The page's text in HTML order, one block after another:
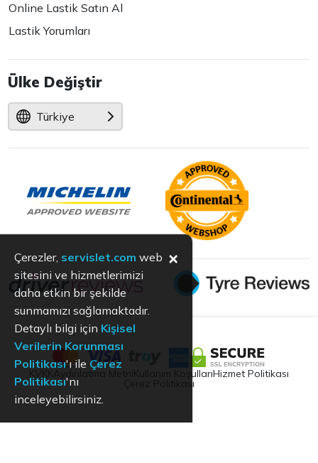
Online Lastik Satın Al
Lastik Yorumları
Ülke Değiştir
Türkiye
Aydınlatma Metni Kullanım KoşullarıHizmet Politikası
Çerez Politikası
Çerezler, servislet.com web
sitesini ve hizmetlerimizi
daha etkin bir şekilde
sunmamızı sağlamaktadır.
Detaylı bilgi için Kişisel
Verilerin Korunması
Politikası'ı ile Çerez
Politikası'nı
inceleyebilirsiniz.
×